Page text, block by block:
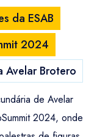
da ESAB
2024
Avelar Brotero
de Avelar
2024, onde